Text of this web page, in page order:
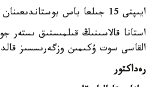
ايىپتى 15 جىلعا باس بوستاندىعىنان ايىرىلدى.
استانا قالاسىنىڭ قىلمىستىق ىستەر
القاسى سوت ۇكىمىن وزگەرىسسىز
رەداكتور